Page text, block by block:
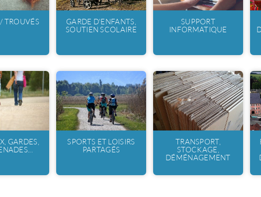
TROUVÉS
GARDE D'ENFANTS,
SOUTIEN SCOLAIRE
SUPPORT
INFORMATIQUE
GARDES,
SPORTS ET LOISIRS
PARTAGÉS
TRANSPORT,
STOCKAGE,
DÉMÉNAGEMENT